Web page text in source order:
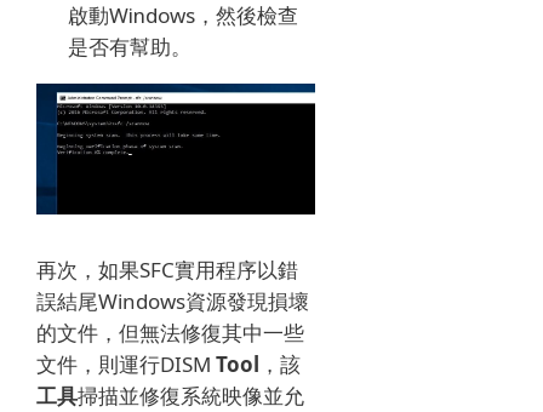
啟動Windows，然後檢查
是否有幫助。
再次，如果SFC實用程序以錯
誤結尾Windows資源發現損壞
的文件，但無法修復其中一些
文件，則運行DISM Tool ， 該
工具掃描並修復系統映像並允